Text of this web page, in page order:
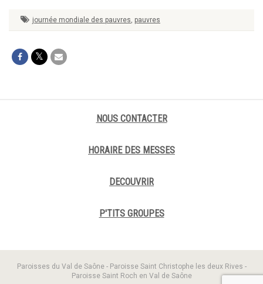
journée mondiale des pauvres, pauvres
NOUS CONTACTER
HORAIRE DES MESSES
DECOUVRIR
P'TITS GROUPES
Paroisses du Val de Saône - Paroisse Saint Christophe les deux Rives -
Paroisse Saint Roch en Val de Saône